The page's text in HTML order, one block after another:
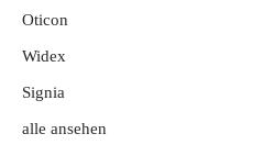
Oticon
Widex
Signia
alle ansehen